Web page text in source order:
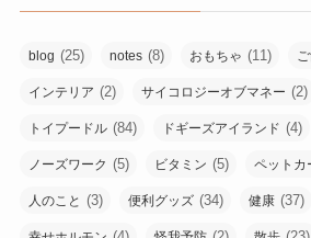
blog (25) notes (8) おもちゃ (11)
インテリア (2) サイコロジーオブマネー (2)
トイプードル (84) ドギーズアイランド (4)
ノーズワーク (5) ビタミン (5) ペットカ
人のこと (3) 便利グッズ (34) 健康 (37)